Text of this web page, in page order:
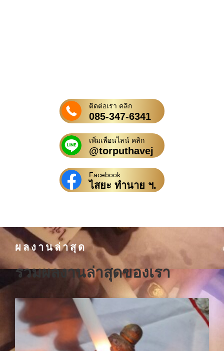
ติดต่อเรา คลิก
085-347-6341
เพิ่มเพื่อนไลน์ คลิก
@torputhavej
Facebook
ไสยะ ทำนาย ฯ.
ผลงานล่าสุด
รวมผลงานล่าสุดของเรา